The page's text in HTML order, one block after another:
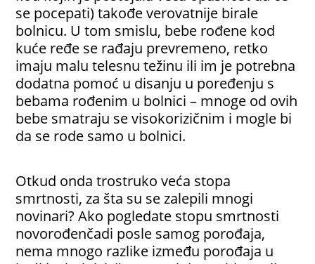
se pocepati) takođe verovatnije birale
bolnicu. U tom smislu, bebe rođene kod
kuće ređe se rađaju prevremeno, retko
imaju malu telesnu težinu ili im je potrebna
dodatna pomoć u disanju u poređenju s
bebama rođenim u bolnici – mnoge od ovih
bebe smatraju se visokorizičnim i mogle bi
da se rode samo u bolnici.
Otkud onda trostruko veća stopa
smrtnosti, za šta su se zalepili mnogi
novinari? Ako pogledate stopu smrtnosti
novorođenčadi posle samog porođaja,
nema mnogo razlike između porođaja u